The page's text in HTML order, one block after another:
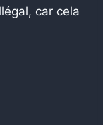
car cela